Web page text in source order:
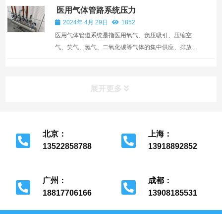
流排能够将来自多个氧气瓶的氧气集中起来，通过一个
统一的输出口供氧给整个医疗设施或特定区域，提高了
供氧的效...
医用气体管路系统压力
2024年 4月 29日
1852
医用气体管道系统是指医用氧气、负压吸引、压缩空
气、笑气、氮气、二氧化碳等气体的集中供应、排放和
管道分配系统。医疗气体设置区域为病房、手术室、监
展开更多
北京：
13522858788
上海：
13918892852
广州：
18817706166
成都：
13908185531